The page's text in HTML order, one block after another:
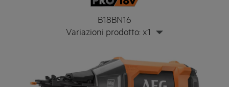
B18BN16
Variazioni prodotto: x1